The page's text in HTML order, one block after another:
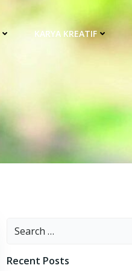
KARYA KREATIF
Search
Recent Posts